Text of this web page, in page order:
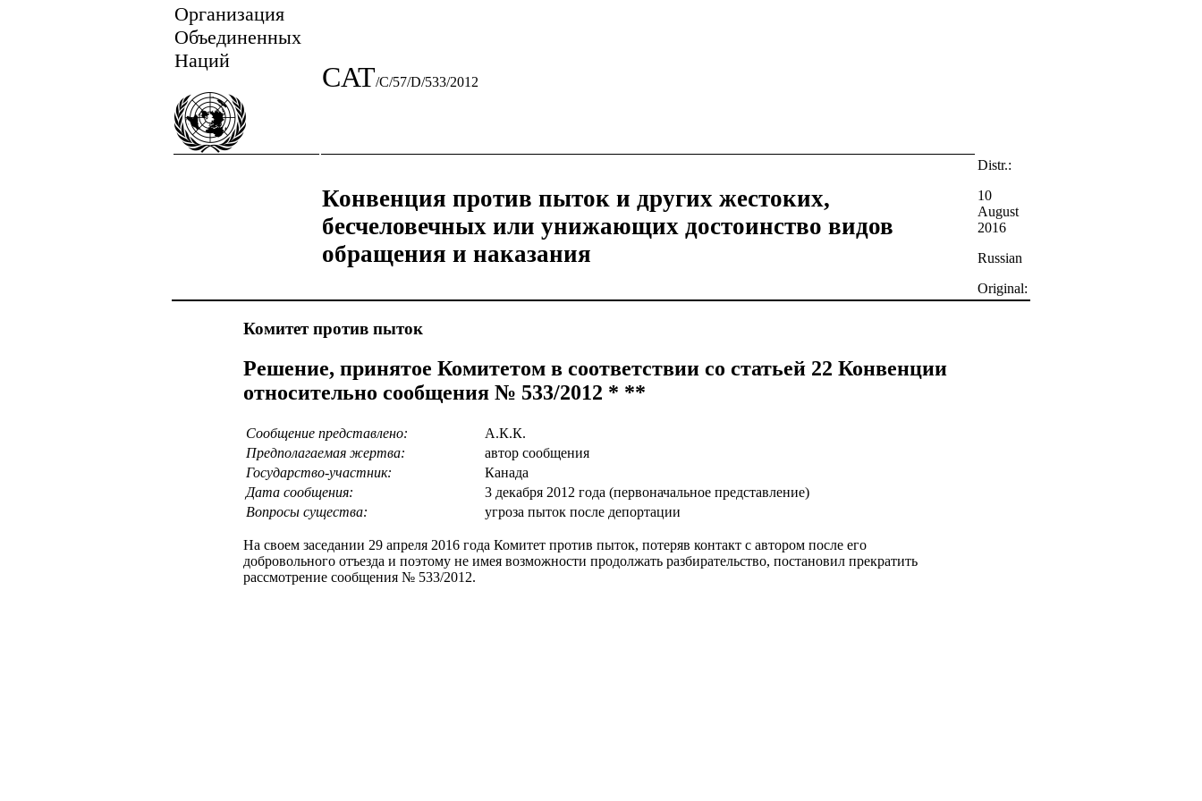
Организация
Объединенных
Наций
CAT/C/57/D/533/2012
Конвенция против пыток и других жестоких,
бесчеловечных или унижающих достоинство видов
обращения и наказания
Distr.:
10
August
2016
Russian
Original:
Комитет против пыток
Решение, принятое Комитетом в соответствии со статьей 22 Конвенции
относительно сообщения № 533/2012 * **
Сообщение представлено:
А.К.К.
Предполагаемая жертва:
автор сообщения
Государство-участник:
Канада
Дата сообщения:
3 декабря 2012 года (первоначальное представление)
Вопросы существа:
угроза пыток после депортации
На своем заседании 29 апреля 2016 года Комитет против пыток, потеряв контакт с автором после его
добровольного отъезда и поэтому не имея возможности продолжать разбирательство, постановил прекратить
рассмотрение сообщения № 533/2012.